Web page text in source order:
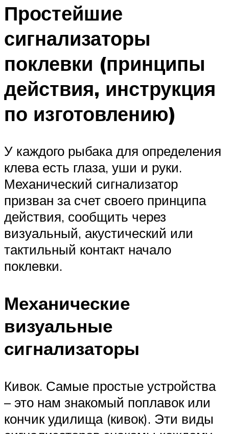
Простейшие
сигнализаторы
поклевки (принципы
действия, инструкция
по изготовлению)
У каждого рыбака для определения
клева есть глаза, уши и руки.
Механический сигнализатор
призван за счет своего принципа
действия, сообщить через
визуальный, акустический или
тактильный контакт начало
поклевки.
Механические
визуальные
сигнализаторы
Кивок. Самые простые устройства
– это нам знакомый поплавок или
кончик удилища (кивок). Эти виды